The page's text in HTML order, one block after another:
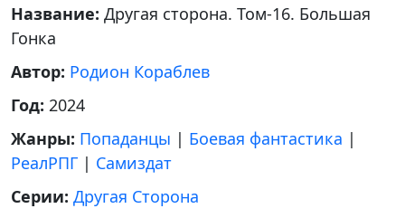
Название: Другая сторона. Том-16. Большая
Гонка
Автор: Родион Кораблев
Год: 2024
Жанры: Попаданцы | Боевая фантастика |
РеалРПГ | Самиздат
Серии: Другая Сторона